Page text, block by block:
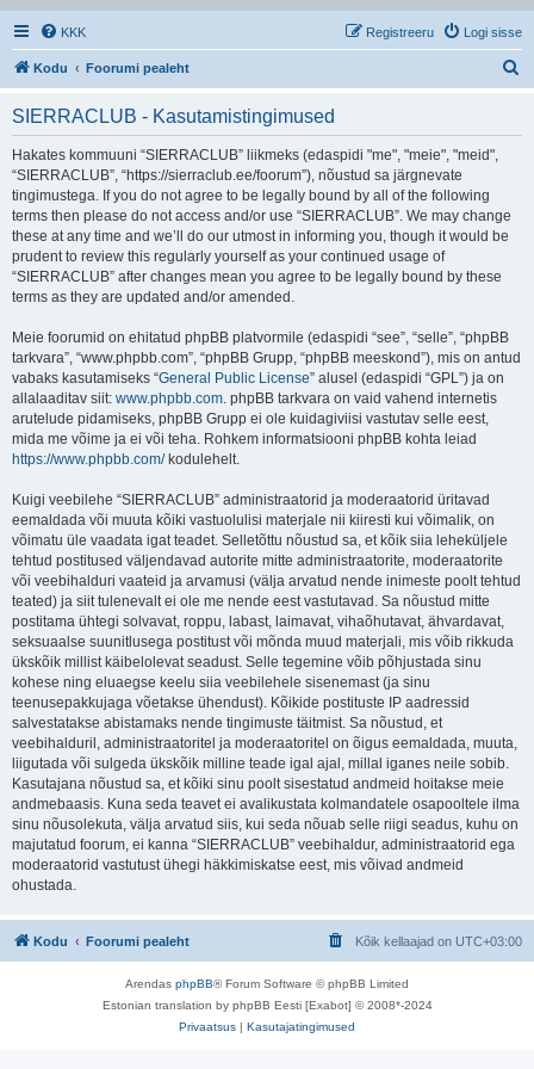
KKK Logi sisse
Registreeru
Kodu Foorumi pealeht
SIERRACLUB - Kasutamistingimused
Hakates kommuuni “SIERRACLUB” liikmeks (edaspidi "me", "meie", "meid",
“SIERRACLUB”, “https://sierraclub.ee/foorum”), nõustud sa järgnevate
tingimustega. If you do not agree to be legally bound by all of the following
terms then please do not access and/or use “SIERRACLUB”. We may change
these at any time and we’ll do our utmost in informing you, though it would be
prudent to review this regularly yourself as your continued usage of
“SIERRACLUB” after changes mean you agree to be legally bound by these
terms as they are updated and/or amended.
Meie foorumid on ehitatud phpBB platvormile (edaspidi “see”, “selle”, “phpBB
tarkvara”, “www.phpbb.com”, “phpBB Grupp, “phpBB meeskond”), mis on antud
vabaks kasutamiseks “General Public License” alusel (edaspidi “GPL”) ja on
allalaaditav siit: www.phpbb.com. phpBB tarkvara on vaid vahend internetis
arutelude pidamiseks, phpBB Grupp ei ole kuidagiviisi vastutav selle eest,
mida me võime ja ei või teha. Rohkem informatsiooni phpBB kohta leiad
https://www.phpbb.com/kodulehelt.
Kuigi veebilehe “SIERRACLUB” administraatorid ja moderaatorid üritavad
eemaldada või muuta kõiki vastuolulisi materjale nii kiiresti kui võimalik, on
võimatu üle vaadata igat teadet. Selletõttu nõustud sa, et kõik siia leheküljele
tehtud postitused väljendavad autorite mitte administraatorite, moderaatorite
või veebihalduri vaateid ja arvamusi (välja arvatud nende inimeste poolt tehtud
teated) ja siit tulenevalt ei ole me nende eest vastutavad. Sa nõustud mitte
postitama ühtegi solvavat, roppu, labast, laimavat, vihaõhutavat, ähvardavat,
seksuaalse suunitlusega postitust või mõnda muud materjali, mis võib rikkuda
ükskõik millist käibelolevat seadust. Selle tegemine võib põhjustada sinu
kohese ning eluaegse keelu siia veebilehele sisenemast (ja sinu
teenusepakkujaga võetakse ühendust). Kõikide postituste IP aadressid
salvestatakse abistamaks nende tingimuste täitmist. Sa nõustud, et
veebihalduril, administraatoritel ja moderaatoritel on õigus eemaldada, muuta,
liigutada või sulgeda ükskõik milline teade igal ajal, millal iganes neile sobib.
Kasutajana nõustud sa, et kõiki sinu poolt sisestatud andmeid hoitakse meie
andmebaasis. Kuna seda teavet ei avalikustata kolmandatele osapooltele ilma
sinu nõusolekuta, välja arvatud siis, kui seda nõuab selle riigi seadus, kuhu on
majutatud foorum, ei kanna “SIERRACLUB” veebihaldur, administraatorid ega
moderaatorid vastutust ühegi häkkimiskatse eest, mis võivad andmeid
ohustada.
Kodu Foorumi pealeht Kõik kellaajad on UTC+03:00
Arendas phpBB® Forum Software © phpBB Limited
Estonian translation by phpBB Eesti [Exabot] © 2008*-2024
Privaatsus | Kasutajatingimused